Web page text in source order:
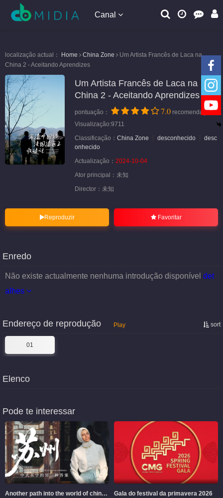
Canal
localização actual： Home China Zone
Um Artista Francês de Laca na
China 2 - Aceitando Aprendizes
Um Artista Francês de Laca na
China 2 - Aceitando Aprendizes
pontuação： 7.0 recomendação
Visualização:9711
Classificação： China Zone desconhecido
desc
onhecido
Actualização： 2024-10-04
Ator principal： 未知
Director： 未知
Reproduzir Favoritar
Enredo
Não existe actualmente nenhuma introdução disponível det
alhes
sort
Endereço de reprodução Play
01
Elenco
Pode te interessar
Another path into the world of chinese aesthetics Gala do festival da primavera 2026